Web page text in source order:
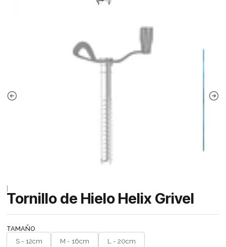
Tornillo de Hielo Helix Grivel
TAMAÑO
S - 12cm M - 16cm L - 20cm